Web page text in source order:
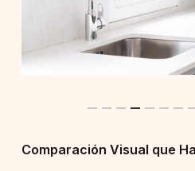
Comparación Visual que